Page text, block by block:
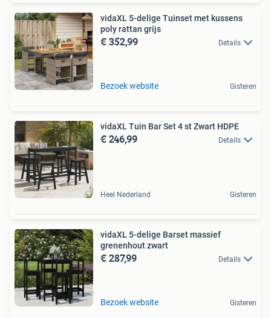
vidaXL 5-delige Tuinset met kussens
poly rattan grijs
€ 352,99 Details
Bezoek website Gisteren
vidaXL Tuin Bar Set 4 st Zwart HDPE
€ 246,99 Details
Heel Nederland Gisteren
vidaXL 5-delige Barset massief
grenenhout zwart
€ 287,99 Details
Bezoek website Gisteren